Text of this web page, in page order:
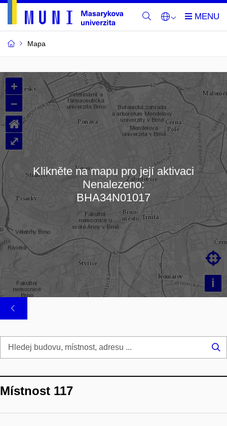
Mapa
Budovy
a
místnosti
MU
Načítám mapu…
+
–
i

⌂
⤢
Klikněte na mapu pro její aktivaci
Nenalezeno:
BHA34N01017
Místnost 117